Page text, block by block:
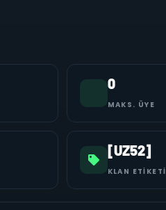
0
MAKS. ÜYE
[UZ52]
KLAN ETIKETI